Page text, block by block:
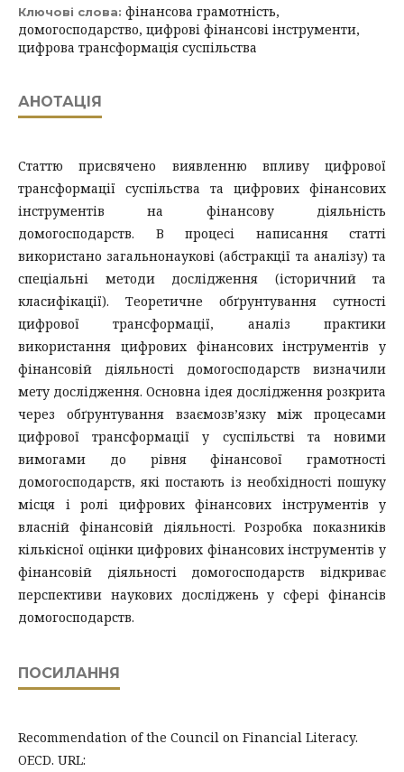
Ключові слова: фінансова грамотність,
домогосподарство, цифрові фінансові інструменти,
цифрова трансформація суспільства
АНОТАЦІЯ
Статтю присвячено виявленню впливу цифрової
трансформації суспільства та цифрових фінансових
інструментів на фінансову діяльність
домогосподарств. В процесі написання статті
використано загальнонаукові (абстракції та аналізу) та
спеціальні методи дослідження (історичний та
класифікації). Теоретичне обґрунтування сутності
цифрової трансформації, аналіз практики
використання цифрових фінансових інструментів у
фінансовій діяльності домогосподарств визначили
мету дослідження. Основна ідея дослідження розкрита
через обґрунтування взаємозв’язку між процесами
цифрової трансформації у суспільстві та новими
вимогами до рівня фінансової грамотності
домогосподарств, які постають із необхідності пошуку
місця і ролі цифрових фінансових інструментів у
власній фінансовій діяльності. Розробка показників
кількісної оцінки цифрових фінансових інструментів у
фінансовій діяльності домогосподарств відкриває
перспективи наукових досліджень у сфері фінансів
домогосподарств.
ПОСИЛАННЯ
Recommendation of the Council on Financial Literacy.
OECD. URL: